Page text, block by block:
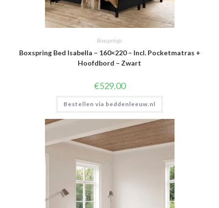
Boxsprings
Boxspring Bed Isabella – 160×220 – Incl. Pocketmatras +
Hoofdbord – Zwart
€529.00
Bestellen via beddenleeuw.nl